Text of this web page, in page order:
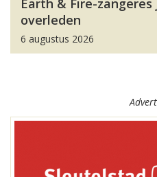
Earth & Fire-zangeres
overleden
6 augustus 2026